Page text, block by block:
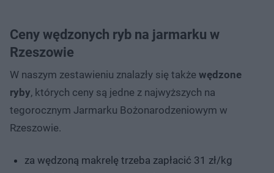
Ceny wędzonych ryb na jarmarku w
Rzeszowie
W naszym zestawieniu znalazły się także wędzone
ryby, których ceny są jedne z najwyższych na
tegorocznym Jarmarku Bożonarodzeniowym w
Rzeszowie.
za wędzoną makrelę trzeba zapłacić 31 zł/kg